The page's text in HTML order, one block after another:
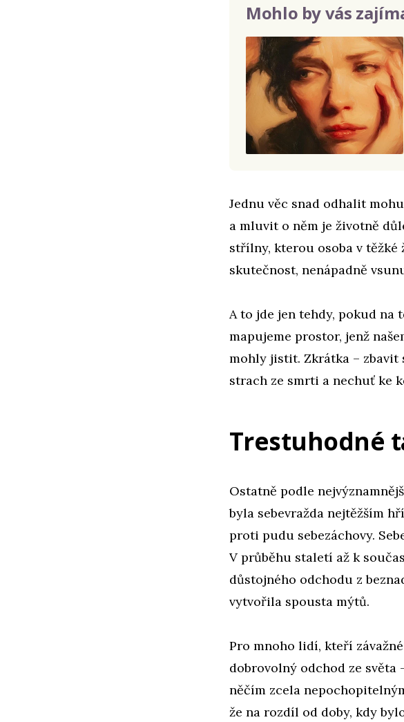
Mohlo by vás
Jednu věc snad odhalit
a mluvit o něm je životně
střílny, kterou osoba v
skutečnost, nenápadně
A to jde jen tehdy, pokud
mapujeme prostor, jenž
mohly jistit. Zkrátka – zbavit
strach ze smrti a nechuť ke
Trestuhodné
Ostatně podle
byla sebevražda nejtěžším
proti pudu sebezáchovy.
V průběhu staletí až k
důstojného odchodu z
vytvořila spousta mýtů.
Pro mnoho lidí, kteří
dobrovolný odchod ze světa
něčím zcela
že na rozdíl od doby, kdy